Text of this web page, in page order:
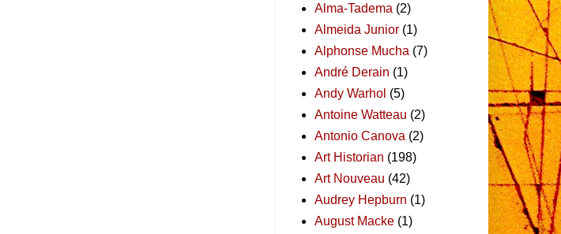
Alma-Tadema (2)
Almeida Junior (1)
Alphonse Mucha (7)
André Derain (1)
Andy Warhol (5)
Antoine Watteau (2)
Antonio Canova (2)
Art Historian (198)
Art Nouveau (42)
Audrey Hepburn (1)
August Macke (1)